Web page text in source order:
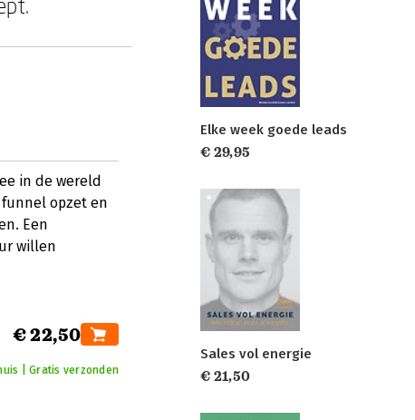
in de wereld
opzet en
Een
willen
€ 22,50
| Gratis verzonden
Elke week goede leads
€ 29,95
Sales vol energie
€ 21,50